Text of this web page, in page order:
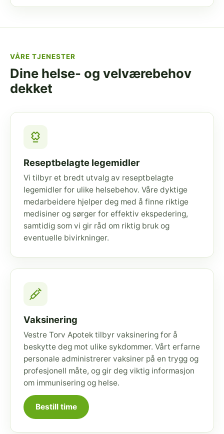
VÅRE TJENESTER
Dine helse- og velværebehov
dekket
Reseptbelagte legemidler
Vi tilbyr et bredt utvalg av reseptbelagte
legemidler for ulike helsebehov. Våre dyktige
medarbeidere hjelper deg med å finne riktige
medisiner og sørger for effektiv ekspedering,
samtidig som vi gir råd om riktig bruk og
eventuelle bivirkninger.
Vaksinering
Vestre Torv Apotek tilbyr vaksinering for å
beskytte deg mot ulike sykdommer. Vårt erfarne
personale administrerer vaksiner på en trygg og
profesjonell måte, og gir deg viktig informasjon
om immunisering og helse.
Bestill time